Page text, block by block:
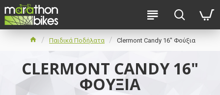
Παιδικά Ποδήλατα Clermont Candy 16" Φούξια
CLERMONT CANDY 16"
ΦΟΎΞΙΑ